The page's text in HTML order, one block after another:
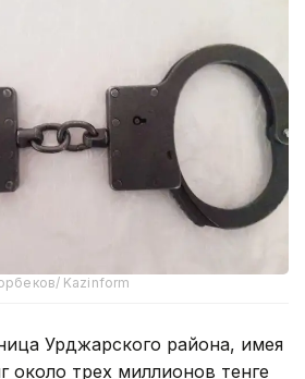
Kazinform
Урджарского района, имея
около трех миллионов тенге